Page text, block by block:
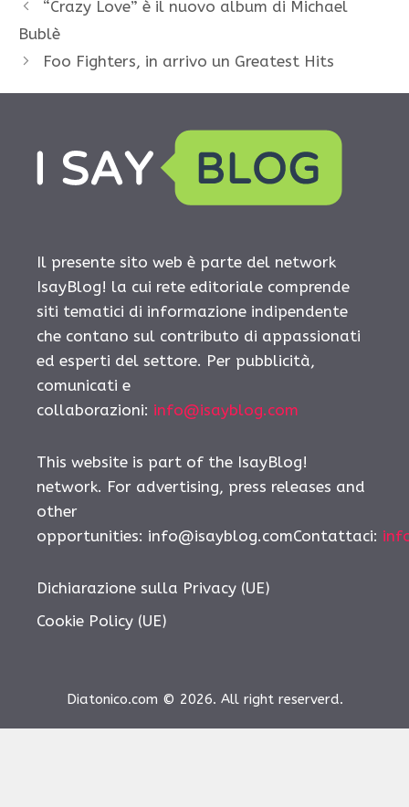
“Crazy Love” è il nuovo album di Michael
Bublè
Foo Fighters, in arrivo un Greatest Hits
Il presente sito web è parte del network
IsayBlog! la cui rete editoriale comprende
siti tematici di informazione indipendente
che contano sul contributo di appassionati
ed esperti del settore. Per pubblicità,
comunicati e
collaborazioni: info@isayblog.com
This website is part of the IsayBlog!
network. For advertising, press releases and
other
opportunities: info@isayblog.comContattaci:
Dichiarazione sulla Privacy (UE)
Cookie Policy (UE)
Diatonico.com © 2026. All right reserverd.